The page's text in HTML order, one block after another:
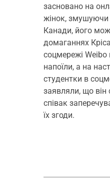
засновано на
жінок, змушуючи
Канади, його
домаганнях
соцмережі Weibo
напоїли, а на
студентки в
заявляли, що він
співак
їх згоди.